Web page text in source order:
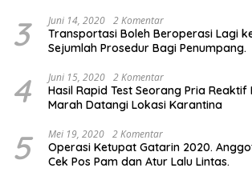
3 Juni 14, 2020 2 Komentar
Transportasi Boleh Beroperasi Lagi
Sejumlah Prosedur Bagi Penumpang.
4 Juni 15, 2020 2 Komentar
Hasil Rapid Test Seorang Pria Reaktif
Marah Datangi Lokasi Karantina
5 Mei 19, 2020 2 Komentar
Operasi Ketupat Gatarin 2020.
Cek Pos Pam dan Atur Lalu Lintas.